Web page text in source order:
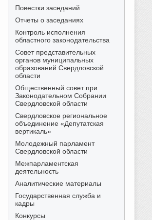
Повестки заседаний
Отчеты о заседаниях
Контроль исполнения
областного законодательства
Совет представительных
органов муниципальных
образований Свердловской
области
Общественный совет при
Законодательном Собрании
Свердловской области
Свердловское региональное
объединение «Депутатская
вертикаль»
Молодежный парламент
Свердловской области
Межпарламентская
деятельность
Аналитические материалы
Государственная служба и
кадры
Конкурсы